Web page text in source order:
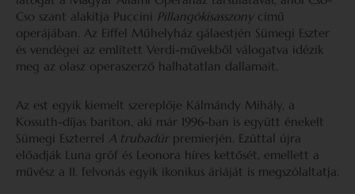
Cso szant alakítja Puccini Pillangókisasszonycímű
operájában. Az Eiffel Műhelyház gálaestjén Sümegi Eszter
és vendégei az említett Verdi-művekből válogatva idézik
meg az olasz operaszerző halhatatlan dallamait.
Az est egyik kiemelt szereplője Kálmándy Mihály, a
Kossuth-díjas bariton, aki már 1996-ban is együtt énekelt
Sümegi Eszterrel A trubadúr premierjén. Ezúttal újra
előadják Luna gróf és Leonora híres kettősét, emellett a
művész a II. felvonás egyik ikonikus áriáját is megszólaltatja.